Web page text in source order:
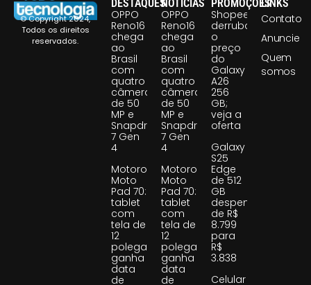
© Copyright 2024,
Todos os direitos
reservados.
DESTAQUES
OPPO
Reno16
chega
ao
Brasil
com
quatro
câmeras
de 50
MP e
Snapdragon
7 Gen
4
Motorola
Moto
Pad 70:
tablet
com
tela de
12
polegadas
ganha
data
de
NOTÍCIAS
OPPO
Reno16
chega
ao
Brasil
com
quatro
câmeras
de 50
MP e
Snapdragon
7 Gen
4
Motorola
Moto
Pad 70:
tablet
com
tela de
12
polegadas
ganha
data
de
PROMOÇÕES
Shopee
derruba
o
preço
do
Galaxy
A26
256
GB;
veja a
oferta
Galaxy
S25
Edge
de 512
GB
despenca
de R$
8.799
para
R$
3.838
Celular
LINKS
Contato
Anuncie
Quem
somos